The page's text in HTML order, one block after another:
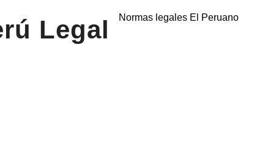
Legal Normas legales El Peruano